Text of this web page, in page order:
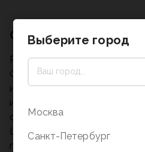
Описание
Размер упаковки: 41x28x6
Состав игры:
игровое поле - 50х50 см - 1
игровые карточки - 64 шт.
собственности, 18 карточек
ШАНС
пачка игровых денег - 210
Выберите город
Москва
Санкт-Петербург